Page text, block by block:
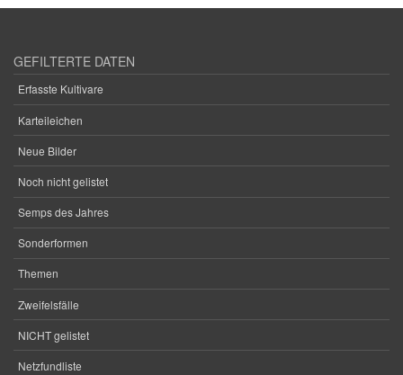
GEFILTERTE DATEN
Erfasste Kultivare
Karteileichen
Neue Bilder
Noch nicht gelistet
Semps des Jahres
Sonderformen
Themen
Zweifelsfälle
NICHT gelistet
Netzfundliste